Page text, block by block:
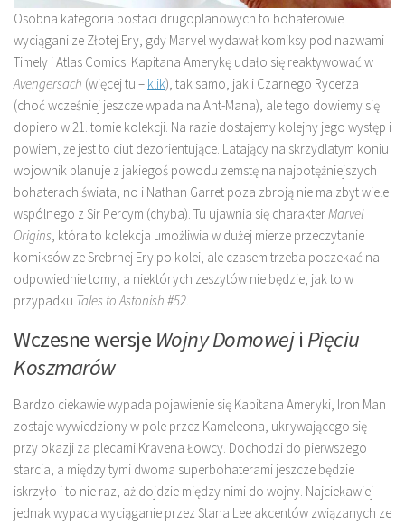
Osobna kategoria postaci drugoplanowych to bohaterowie
wyciągani ze Złotej Ery, gdy Marvel wydawał komiksy pod nazwami
Timely i Atlas Comics. Kapitana Amerykę udało się reaktywować w
Avengersach (więcej tu – klik), tak samo, jak i Czarnego Rycerza
(choć wcześniej jeszcze wpada na Ant-Mana), ale tego dowiemy się
dopiero w 21. tomie kolekcji. Na razie dostajemy kolejny jego występ i
powiem, że jest to ciut dezorientujące. Latający na skrzydlatym koniu
wojownik planuje z jakiegoś powodu zemstę na najpotężniejszych
bohaterach świata, no i Nathan Garret poza zbroją nie ma zbyt wiele
wspólnego z Sir Percym (chyba). Tu ujawnia się charakterMarvel
Origins, która to kolekcja umożliwia w dużej mierze przeczytanie
komiksów ze Srebrnej Ery po kolei, ale czasem trzeba poczekać na
odpowiednie tomy, a niektórych zeszytów nie będzie, jak to w
przypadku Tales to Astonish #52.
Wczesne wersje Wojny Domoweji Pięciu
Koszmarów
Bardzo ciekawie wypada pojawienie się Kapitana Ameryki, Iron Man
zostaje wywiedziony w pole przez Kameleona, ukrywającego się
przy okazji za plecami Kravena Łowcy. Dochodzi do pierwszego
starcia, a między tymi dwoma superbohaterami jeszcze będzie
iskrzyło i to nie raz, aż dojdzie między nimi do wojny. Najciekawiej
jednak wypada wyciąganie przez Stana Lee akcentów związanych ze